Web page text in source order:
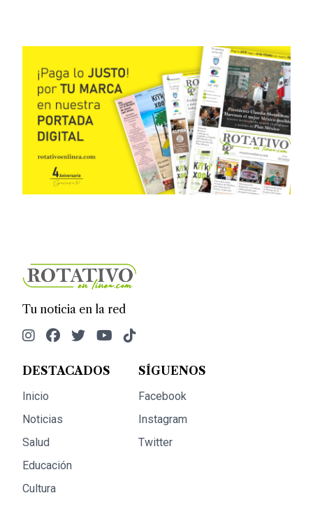
Tu noticia en la red
DESTACADOS
Inicio
Noticias
Salud
Educación
Cultura
SÍGUENOS
Facebook
Instagram
Twitter